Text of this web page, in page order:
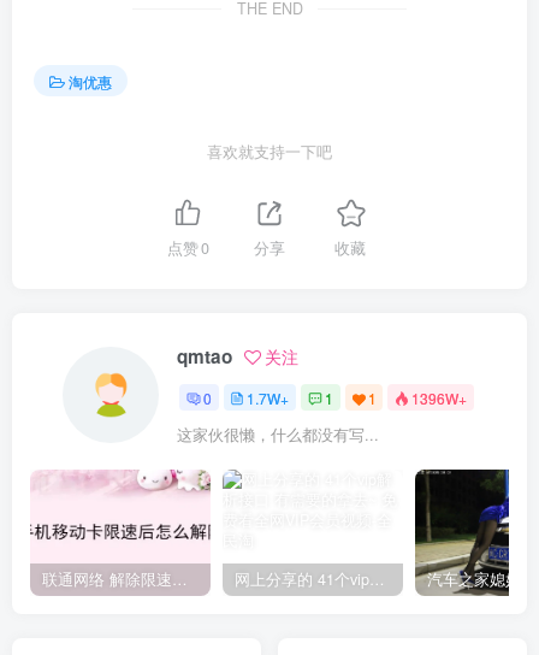
THE END
淘优惠
喜欢就支持一下吧
点赞0 分享 收藏
qmtao 关注
0 1.7W+ 1 1 1396W+
这家伙很懒，什么都没有写...
联通网络 解除限速方法参考！畅享、畅玩、老白干等及其它地区自测了 网上分享的 41个vip解析接口 有需要的拿去~ 免费看全网VIP会员视频